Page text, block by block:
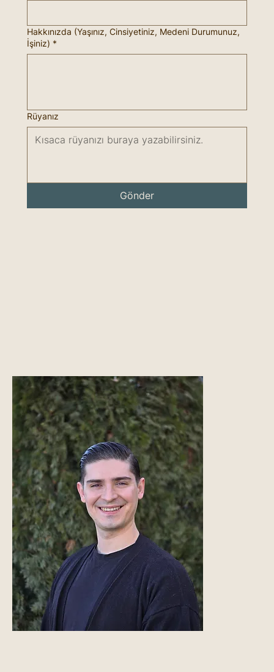
Hakkınızda (Yaşınız, Cinsiyetiniz, Medeni Durumunuz,
İşiniz) *
Rüyanız
Gönder